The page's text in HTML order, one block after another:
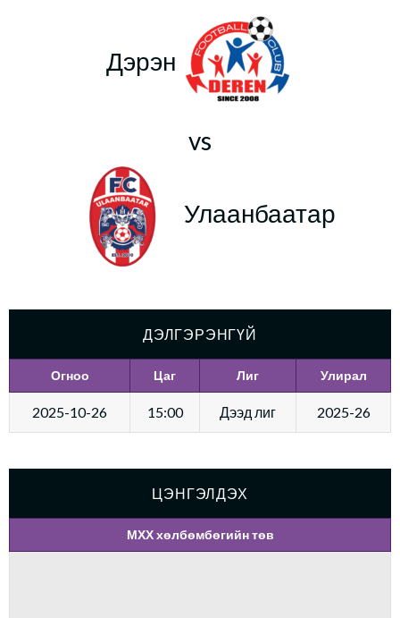
Дэрэн
vs
Улаанбаатар
ДЭЛГЭРЭНГҮЙ
Огноо Цаг Лиг Улирал
2025-10-26 15:00 Дээд лиг 2025-26
ЦЭНГЭЛДЭХ
МХХ хөлбөмбөгийн төв